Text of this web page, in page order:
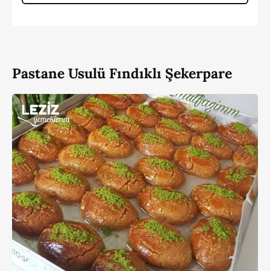
Pastane Usulü Fındıklı Şekerpare